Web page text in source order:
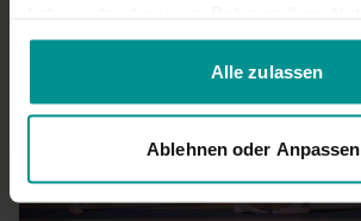
gesammelt haben.
Alle zulassen
Ablehnen oder Anpassen